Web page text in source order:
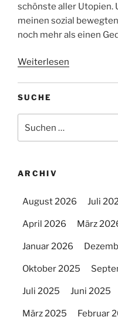
schönste aller Utopien.
meinen sozial
noch mehr als einen
Weiterlesen
SUCHE
nach:
ARCHIV
August 2026 Juli
April 2026 März
Januar 2026
Oktober 2025
Juli 2025 Juni 2025
März 2025 Februar